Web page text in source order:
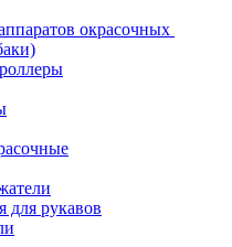
окрасочных
для рукавов